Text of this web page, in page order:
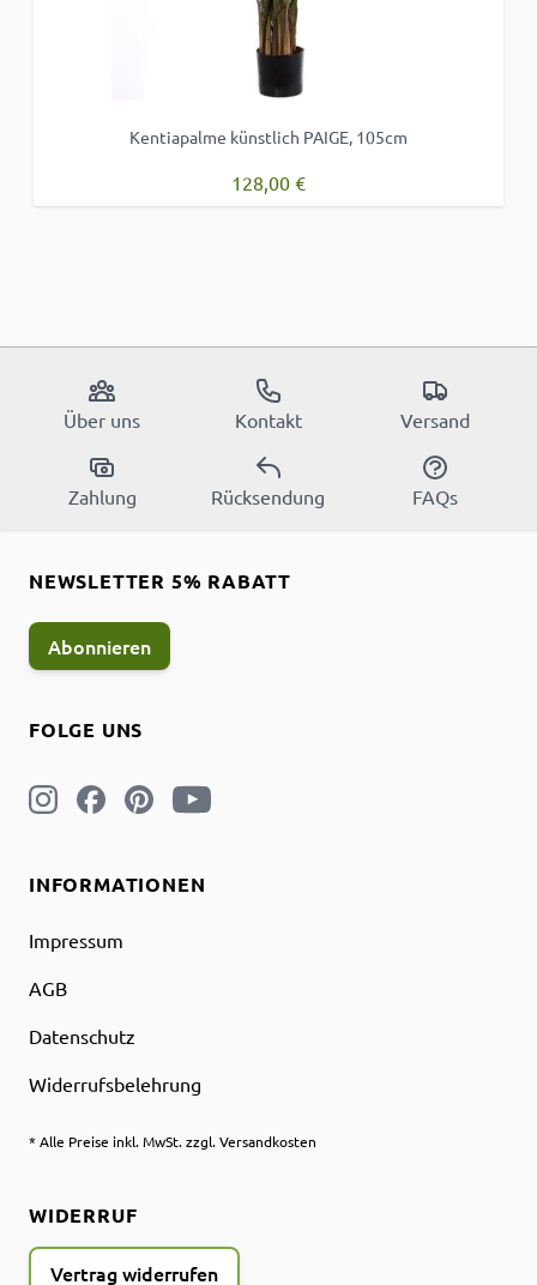
Kentiapalme künstlich PAIGE, 105cm
128,00 €
Über uns Kontakt Versand
Zahlung Rücksendung FAQs
INFORMATIONEN
Impressum
AGB
Datenschutz
Widerrufsbelehrung
* Alle Preise inkl. MwSt. zzgl. Versandkosten
FOLGE UNS
NEWSLETTER 5% RABATT
Abonnieren
WIDERRUF
Vertrag widerrufen